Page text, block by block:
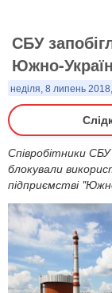
СБУ
Южно-
неділя, 8 липень
Співробітники
блокували
підприємстві